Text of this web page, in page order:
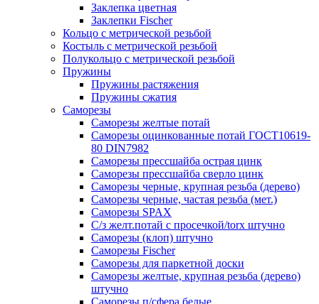
Заклепка цветная
Заклепки Fischer
Кольцо с метрической резьбой
Костыль с метрической резьбой
Полукольцо с метрической резьбой
Пружины
Пружины растяжения
Пружины сжатия
Саморезы
Саморезы желтые потай
Саморезы оцинкованные потай ГОСТ10619-
80 DIN7982
Саморезы прессшайба острая цинк
Саморезы прессшайба сверло цинк
Саморезы черные, крупная резьба (дерево)
Саморезы черные, частая резьба (мет.)
Cаморезы SPAX
С/з желт.потай с просечкой/torx штучно
Саморезы (клоп) штучно
Саморезы Fischer
Саморезы для паркетной доски
Саморезы желтые, крупная резьба (дерево)
штучно
Саморезы п/сфера белые